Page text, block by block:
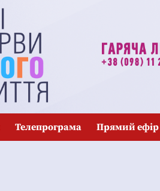
Телепрограма Прямий ефір